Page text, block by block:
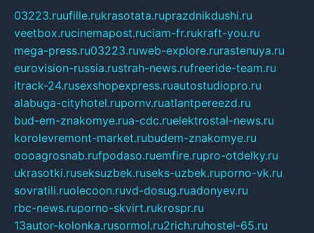
03223.ruufille.rukrasotata.ruprazdnikdushi.ru
veetbox.rucinemapost.ruciam-fr.rukraft-you.ru
mega-press.ru03223.ruweb-explore.rurastenuya.ru
eurovision-russia.rustrah-news.rufreeride-team.ru
itrack-24.rusexshopexpress.ruautostudiopro.ru
alabuga-cityhotel.rupornv.ruatlantpereezd.ru
bud-em-znakomye.rua-cdc.ruelektrostal-news.ru
korolevremont-market.rubudem-znakomye.ru
oooagrosnab.rufpodaso.ruemfire.rupro-otdelky.ru
ukrasotki.ruseksuzbek.ruseks-uzbek.ruporno-vk.ru
sovratili.ruolecoon.ruvd-dosug.ruadonyev.ru
rbc-news.ruporno-skvirt.rukrospr.ru
13autor-kolonka.rusormol.ru2rich.ruhostel-65.ru